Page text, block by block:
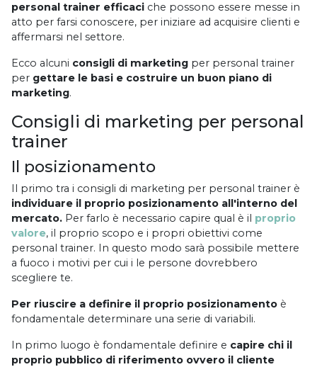
personal trainer efficaci che possono essere messe in
atto per farsi conoscere, per iniziare ad acquisire clienti e
affermarsi nel settore.
Ecco alcuni consigli di marketing per personal trainer
per gettare le basi e costruire un buon piano di
marketing.
Consigli di marketing per personal
trainer
Il posizionamento
Il primo tra i consigli di marketing per personal trainer è
individuare il proprio posizionamento all'interno del
mercato. Per farlo è necessario capire qual è il proprio
valore, il proprio scopo e i propri obiettivi come
personal trainer. In questo modo sarà possibile mettere
a fuoco i motivi per cui i le persone dovrebbero
scegliere te.
Per riuscire a definire il proprio posizionamento è
fondamentale determinare una serie di variabili.
In primo luogo è fondamentale definire e capire chi il
proprio pubblico di riferimento ovvero il cliente